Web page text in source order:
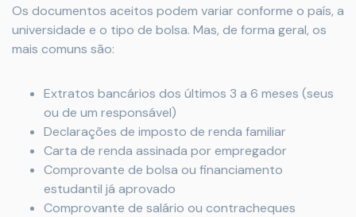
Os documentos aceitos podem variar conforme o país, a
universidade e o tipo de bolsa. Mas, de forma geral, os
mais comuns são:
Extratos bancários dos últimos 3 a 6 meses (seus
ou de um responsável)
Declarações de imposto de renda familiar
Carta de renda assinada por empregador
Comprovante de bolsa ou financiamento
estudantil já aprovado
Comprovante de salário ou contracheques